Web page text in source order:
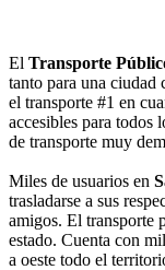
El Transporte
tanto para una ciudad
el transporte #1 en
accesibles para todos
de transporte muy
Miles de usuarios en
trasladarse a sus
amigos. El transporte
estado. Cuenta con
a oeste todo el